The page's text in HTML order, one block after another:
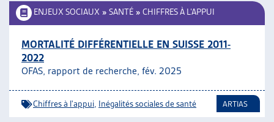
ENJEUX SOCIAUX » SANTÉ » CHIFFRES À L’APPUI
MORTALITÉ DIFFÉRENTIELLE EN SUISSE 2011-
2022
OFAS, rapport de recherche, fév. 2025
Chiffres à l'appui Inégalités sociales de santé ARTIAS